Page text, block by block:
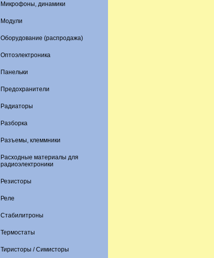
Микрофоны, динамики
Модули
Оборудование (распродажа)
Оптоэлектроника
Панельки
Предохранители
Радиаторы
Разборка
Разъемы, клеммники
Расходные материалы для
радиоэлектроники
Резисторы
Реле
Стабилитроны
Термостаты
Тиристоры / Симисторы